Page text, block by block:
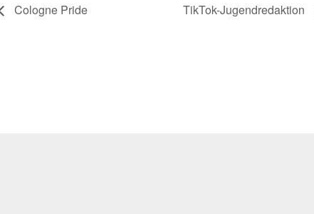
Cologne Pride TikTok-Jugendredaktion